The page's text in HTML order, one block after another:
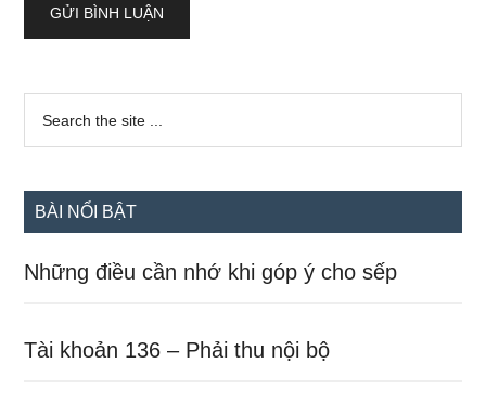
Sidebar
chính
...
BÀI NỔI BẬT
Những điều cần nhớ khi góp ý cho sếp
Tài khoản 136 – Phải thu nội bộ